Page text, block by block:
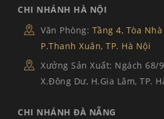
CHI NHÁNH HÀ NỘI
Văn Phòng: Tầng 4, Tòa
P.Thanh Xuân, TP. Hà Nội
Xưởng Sản Xuất: Ngách 68/
X.Đông Dư, H.Gia Lâm, TP.
CHI NHÁNH ĐÀ NẴNG